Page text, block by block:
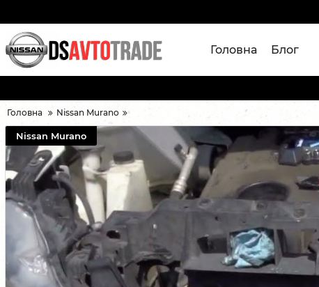
Головна Блог
Головна Nissan Murano
Nissan Murano